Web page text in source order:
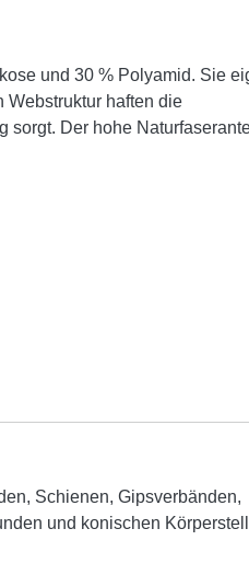
und 30 % Polyamid. Sie
Webstruktur haften die
sorgt. Der hohe
Schienen, Gipsverbänden,
und konischen